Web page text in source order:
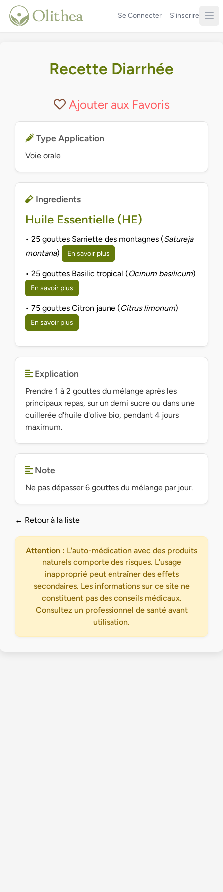
Se Connecter S'inscrire
Recette Diarrhée
Ajouter aux Favoris
Type Application
Voie orale
Ingredients
Huile Essentielle (HE)
• 25 gouttes Sarriette des montagnes (Satureja
montana) En savoir plus
• 25 gouttes Basilic tropical (Ocinum basilicum)
En savoir plus
• 75 gouttes Citron jaune (Citrus limonum)
En savoir plus
Explication
Prendre 1 à 2 gouttes du mélange après les
principaux repas, sur un demi sucre ou dans une
cuillerée d'huile d'olive bio, pendant 4 jours
maximum.
Note
Ne pas dépasser 6 gouttes du mélange par jour.
← Retour à la liste
Attention : L'auto-médication avec des produits
naturels comporte des risques. L'usage
inapproprié peut entraîner des effets
secondaires. Les informations sur ce site ne
constituent pas des conseils médicaux.
Consultez un professionnel de santé avant
utilisation.